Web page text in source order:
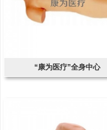
“康为医疗”全身中心